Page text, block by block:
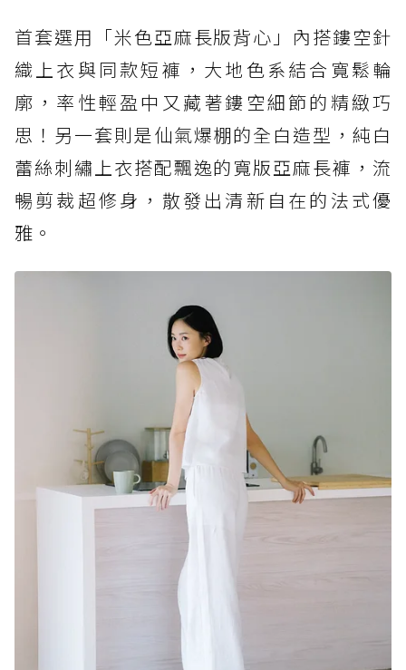
首套選用「米色亞麻長版背心」內搭鏤空針
織上衣與同款短褲，大地色系結合寬鬆輪
廓，率性輕盈中又藏著鏤空細節的精緻巧
思！另一套則是仙氣爆棚的全白造型，純白
蕾絲刺繡上衣搭配飄逸的寬版亞麻長褲，流
暢剪裁超修身，散發出清新自在的法式優
雅。